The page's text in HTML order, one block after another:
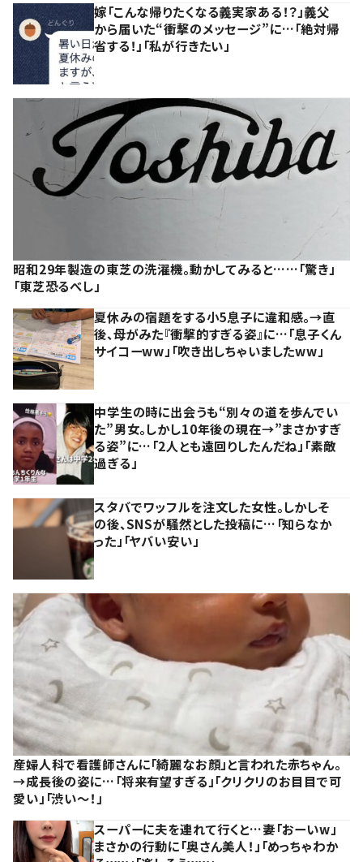
嫁「こんな帰りたくなる義実家ある！？」義父
から届いた“衝撃のメッセージ”に…「絶対帰
省する！」「私が行きたい」
昭和29年製造の東芝の洗濯機。動かしてみると……「驚き」
「東芝恐るべし」
夏休みの宿題をする小5息子に違和感。→直
後、母がみた『衝撃的すぎる姿』に…「息子くん
サイコーww」「吹き出しちゃいましたww」
中学生の時に出会うも“別々の道を歩んでい
た”男女。しかし10年後の現在→”まさかすぎ
る姿”に…「2人とも遠回りしたんだね」「素敵
過ぎる」
スタバでワッフルを注文した女性。しかしそ
の後、SNSが騒然とした投稿に…「知らなか
った」「ヤバい安い」
産婦人科で看護師さんに「綺麗なお顔」と言われた赤ちゃん。
→成長後の姿に…「将来有望すぎる」「クリクリのお目目で可
愛い」「渋い～！」
スーパーに夫を連れて行くと…妻「おーいw」
まさかの行動に「奥さん美人！」「めっちゃわか